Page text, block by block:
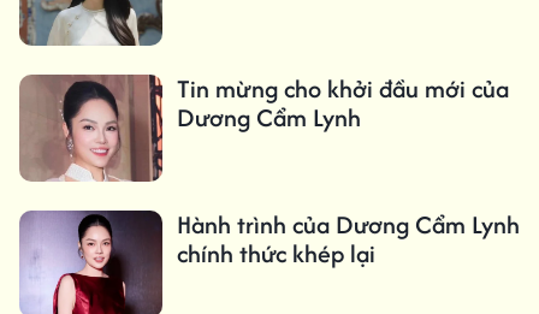
Tin mừng cho khởi đầu mới của
Dương Cẩm Lynh
Hành trình của Dương Cẩm Lynh
chính thức khép lại